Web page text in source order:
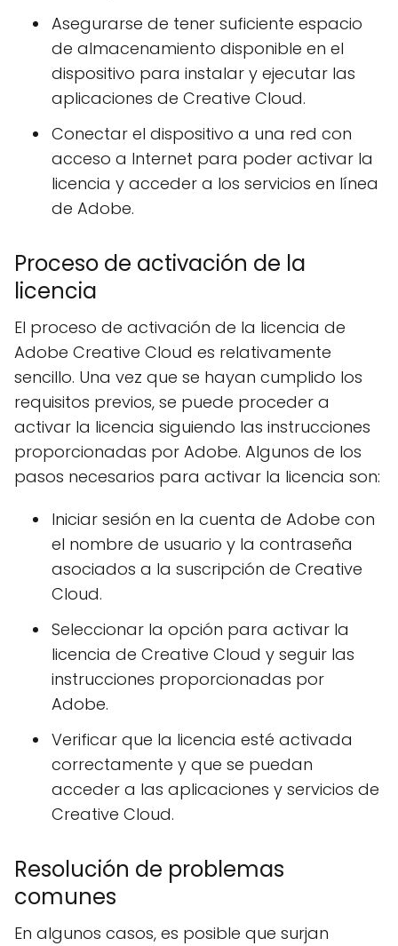
Asegurarse de tener suficiente espacio
de almacenamiento disponible en el
dispositivo para instalar y ejecutar las
aplicaciones de Creative Cloud.
Conectar el dispositivo a una red con
acceso a Internet para poder activar la
licencia y acceder a los servicios en línea
de Adobe.
Proceso de activación de la
licencia
El proceso de activación de la licencia de
Adobe Creative Cloud es relativamente
sencillo. Una vez que se hayan cumplido los
requisitos previos, se puede proceder a
activar la licencia siguiendo las instrucciones
proporcionadas por Adobe. Algunos de los
pasos necesarios para activar la licencia son:
Iniciar sesión en la cuenta de Adobe con
el nombre de usuario y la contraseña
asociados a la suscripción de Creative
Cloud.
Seleccionar la opción para activar la
licencia de Creative Cloud y seguir las
instrucciones proporcionadas por
Adobe.
Verificar que la licencia esté activada
correctamente y que se puedan
acceder a las aplicaciones y servicios de
Creative Cloud.
Resolución de problemas
comunes
En algunos casos, es posible que surjan